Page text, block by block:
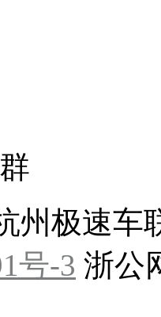
州极速
号-3 浙公